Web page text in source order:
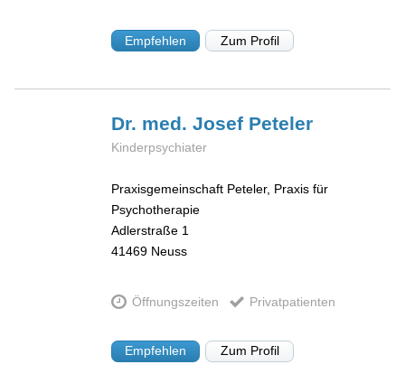
Empfehlen Zum Profil
Dr. med. Josef Peteler
Kinderpsychiater
Praxisgemeinschaft Peteler, Praxis für
Psychotherapie
Adlerstraße 1
41469 Neuss
Öffnungszeiten Privatpatienten
Empfehlen Zum Profil